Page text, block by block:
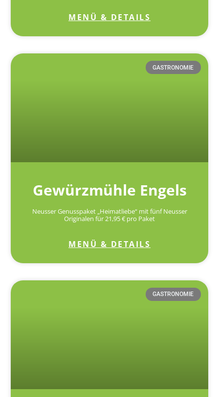
MENÜ & DETAILS
GASTRONOMIE
Gewürzmühle Engels
Neusser Genusspaket „Heimatliebe“ mit fünf Neusser
Originalen für 21,95 € pro Paket
MENÜ & DETAILS
GASTRONOMIE